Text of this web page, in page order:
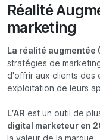
Réalité
marketing
La réalité augmentée
stratégies de
d'offrir aux clients des
exploitation de leurs
L’AR est un outil de
digital marketeur en
la valeur de la marque.